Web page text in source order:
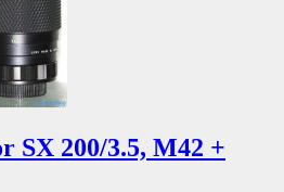
SX 200/3.5, M42 +